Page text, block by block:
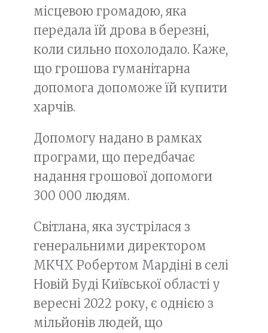
місцевою громадою, яка
передала їй дрова в березні,
коли сильно похолодало. Каже,
що грошова гуманітарна
допомога допоможе їй купити
харчів.
Допомогу надано в рамках
програми, що передбачає
надання грошової допомоги
300 000 людям.
Світлана, яка зустрілася з
генеральними директором
МКЧХ Робертом Мардіні в селі
Новій Буді Київської області у
вересні 2022 року, є однією з
мільйонів людей, що